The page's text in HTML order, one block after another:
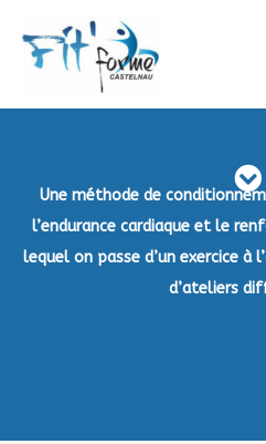
Une méthode de
l’endurance cardiaque et le
lequel on passe d’un exercice à
d’ateliers